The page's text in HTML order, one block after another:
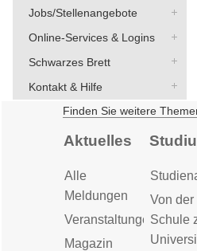
Jobs/Stellenangebote
Online-Services & Logins
Schwarzes Brett
Kontakt & Hilfe
Finden Sie weitere
Aktuelles
Alle
Meldungen
Veranstaltungen
Magazin
Von der
Schule